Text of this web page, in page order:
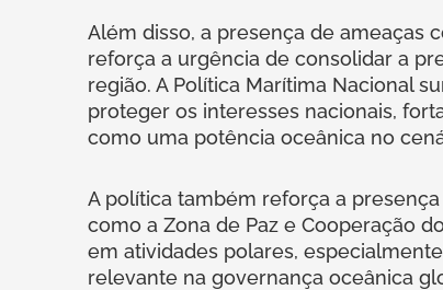
Além disso, a presença de ameaças
reforça a urgência de consolidar a
região. A Política Marítima Nacional
proteger os interesses nacionais,
como uma potência oceânica no
A política também reforça a
como a Zona de Paz e Cooperação
em atividades polares,
relevante na governança oceânica